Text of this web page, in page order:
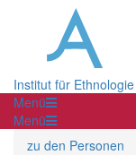
Institut für
Menü
Menü
zu den Personen